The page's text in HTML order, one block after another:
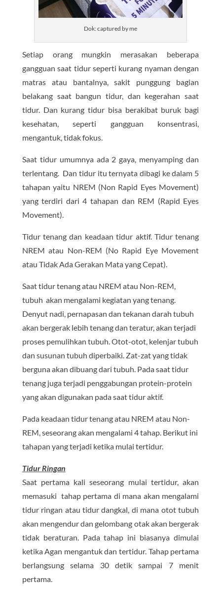
Dok: captured by me
Setiap orang mungkin merasakan beberapa
gangguan saat tidur seperti kurang nyaman dengan
matras atau bantalnya, sakit punggung bagian
belakang saat bangun tidur, dan kegerahan saat
tidur. Dan kurang tidur bisa berakibat buruk bagi
kesehatan, seperti gangguan konsentrasi,
mengantuk, tidak fokus.
Saat tidur umumnya ada 2 gaya, menyamping dan
terlentang. Dan tidur itu ternyata dibagi ke dalam 5
tahapan yaitu NREM (Non Rapid Eyes Movement)
yang terdiri dari 4 tahapan dan REM (Rapid Eyes
Movement).
Tidur tenang dan keadaan tidur aktif. Tidur tenang
NREM atau Non-REM (No Rapid Eye Movement
atau Tidak Ada Gerakan Mata yang Cepat).
Saat tidur tenang atau NREM atau Non-REM,
tubuh akan mengalami kegiatan yang tenang.
Denyut nadi, pernapasan dan tekanan darah tubuh
akan bergerak lebih tenang dan teratur, akan terjadi
proses pemulihkan tubuh. Otot-otot, kelenjar tubuh
dan susunan tubuh diperbaiki. Zat-zat yang tidak
berguna akan dibuang dari tubuh. Pada saat tidur
tenang juga terjadi penggabungan protein-protein
yang akan digunakan pada saat tidur aktif.
Pada keadaan tidur tenang atau NREM atau Non-
REM, seseorang akan mengalami 4 tahap. Berikut ini
tahapan yang terjadi ketika mulai tertidur.
Tidur Ringan
Saat pertama kali seseorang mulai tertidur, akan
memasuki tahap pertama di mana akan mengalami
tidur ringan atau tidur dangkal, di mana otot tubuh
akan mengendur dan gelombang otak akan bergerak
tidak beraturan. Pada tahap ini biasanya dimulai
ketika Agan mengantuk dan tertidur. Tahap pertama
berlangsung selama 30 detik sampai 7 menit
pertama.